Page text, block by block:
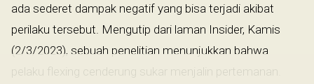
ada sederet dampak negatif yang bisa terjadi akibat
perilaku tersebut. Mengutip dari laman Insider, Kamis
(2/3/2023), sebuah penelitian menunjukkan bahwa
pelaku flexing cenderung sukar menjalin pertemanan.